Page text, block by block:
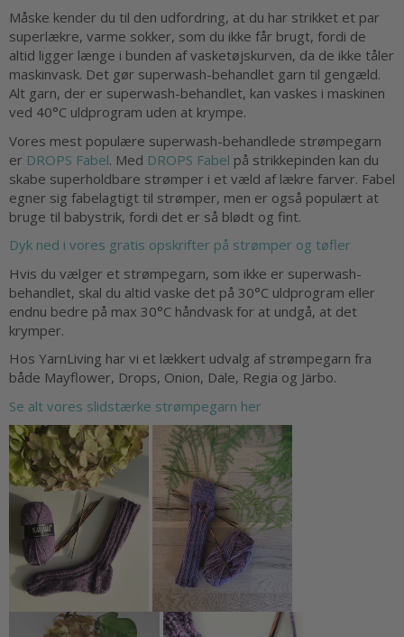
Måske kender du til den udfordring, at du har strikket et par
superlækre, varme sokker, som du ikke får brugt, fordi de
altid ligger længe i bunden af vasketøjskurven, da de ikke tåler
maskinvask. Det gør superwash-behandlet garn til gengæld.
Alt garn, der er superwash-behandlet, kan vaskes i maskinen
ved 40°C uldprogram uden at krympe.
Vores mest populære superwash-behandlede strømpegarn
er DROPS Fabel. Med DROPS Fabel på strikkepinden kan du
skabe superholdbare strømper i et væld af lækre farver. Fabel
egner sig fabelagtigt til strømper, men er også populært at
bruge til babystrik, fordi det er så blødt og fint.
Dyk ned i vores gratis opskrifter på strømper og tøfler
Hvis du vælger et strømpegarn, som ikke er superwash-
behandlet, skal du altid vaske det på 30°C uldprogram eller
endnu bedre på max 30°C håndvask for at undgå, at det
krymper.
Hos YarnLiving har vi et lækkert udvalg af strømpegarn fra
både Mayflower, Drops, Onion, Dale, Regia og Järbo.
Se alt vores slidstærke strømpegarn her